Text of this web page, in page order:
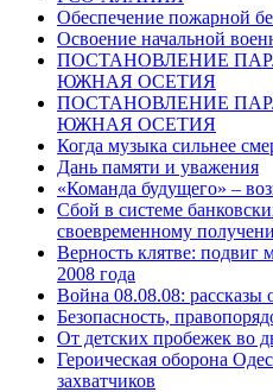
Обеспечение пожарной
Освоение начальной
ПОСТАНОВЛЕНИЕ
ЮЖНАЯ ОСЕТИЯ
ПОСТАНОВЛЕНИЕ
ЮЖНАЯ ОСЕТИЯ
Когда музыка сильнее
Дань памяти и уважения
«Команда будущего» –
Сбой в системе
своевременному
Верность клятве: подвиг
2008 года
Война 08.08.08: рассказы
Безопасность,
От детских пробежек во
Героическая оборона
захватчиков